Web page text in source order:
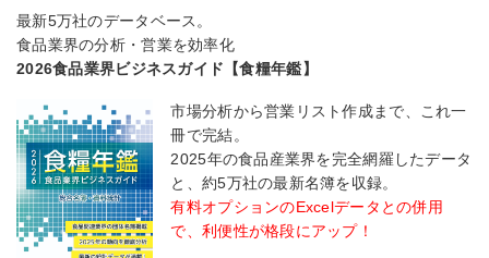
最新5万社のデータベース。
食品業界の分析・営業を効率化
2026食品業界ビジネスガイド【食糧年鑑】
市場分析から営業リスト作成まで、これ一
冊で完結。
2025年の食品産業界を完全網羅したデータ
と、約5万社の最新名簿を収録。
有料オプションのExcelデータとの併用
で、利便性が格段にアップ！